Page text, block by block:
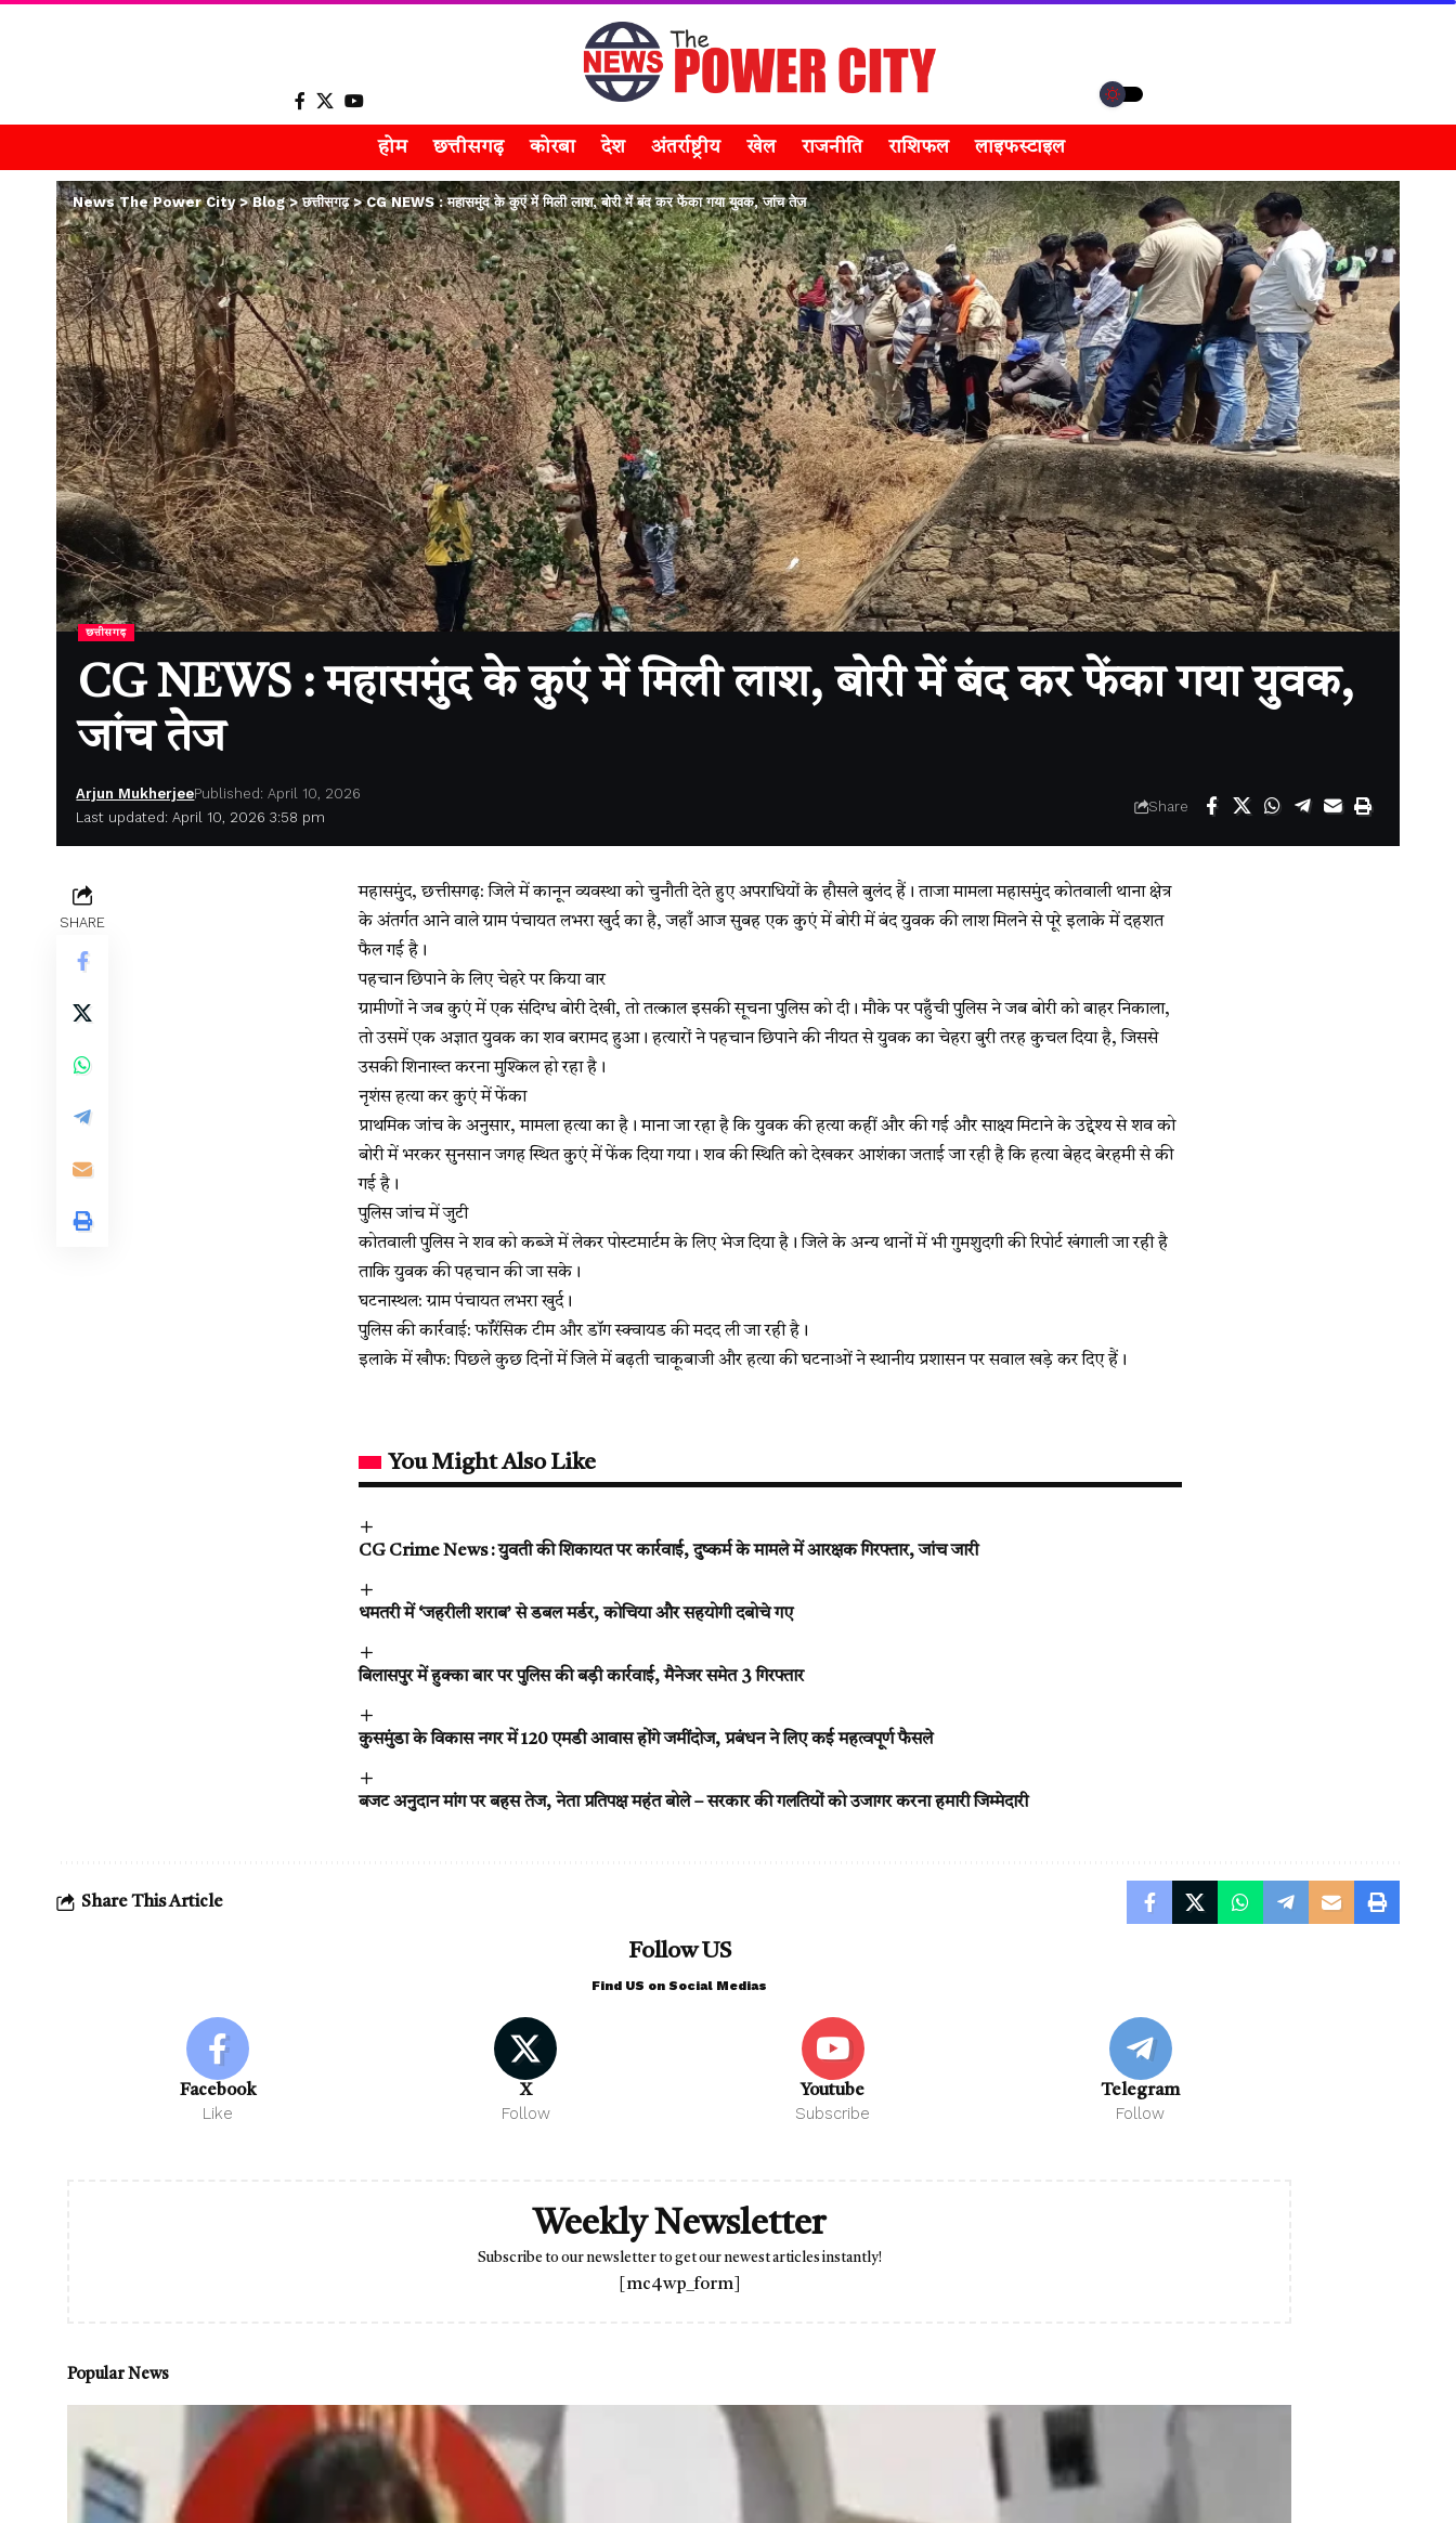
होम छत्तीसगढ़ कोरबा देश अंतर्राष्ट्रीय खेल राजनीति राशिफल लाइफस्टाइल
News The Power City>Blog>छत्तीसगढ़>CG NEWS : महासमुंद के कुएं में मिली लाश, बोरी में बंद कर फेंका गया युवक, जांच तेज
छत्तीसगढ़
CG NEWS : महासमुंद के कुएं में मिली लाश, बोरी में बंद कर फेंका गया युवक,
जांच तेज
Last updated: April 10, 2026 3:58 pm
Arjun MukherjeePublished: April 10, 2026
Share
SHARE
महासमुंद, छत्तीसगढ़: जिले में कानून व्यवस्था को चुनौती देते हुए अपराधियों के हौसले बुलंद हैं। ताजा मामला महासमुंद कोतवाली थाना क्षेत्र
के अंतर्गत आने वाले ग्राम पंचायत लभरा खुर्द का है, जहाँ आज सुबह एक कुएं में बोरी में बंद युवक की लाश मिलने से पूरे इलाके में दहशत
फैल गई है।
पहचान छिपाने के लिए चेहरे पर किया वार
ग्रामीणों ने जब कुएं में एक संदिग्ध बोरी देखी, तो तत्काल इसकी सूचना पुलिस को दी। मौके पर पहुँची पुलिस ने जब बोरी को बाहर निकाला,
तो उसमें एक अज्ञात युवक का शव बरामद हुआ। हत्यारों ने पहचान छिपाने की नीयत से युवक का चेहरा बुरी तरह कुचल दिया है, जिससे
उसकी शिनाख्त करना मुश्किल हो रहा है।
नृशंस हत्या कर कुएं में फेंका
प्राथमिक जांच के अनुसार, मामला हत्या का है। माना जा रहा है कि युवक की हत्या कहीं और की गई और साक्ष्य मिटाने के उद्देश्य से शव को
बोरी में भरकर सुनसान जगह स्थित कुएं में फेंक दिया गया। शव की स्थिति को देखकर आशंका जताई जा रही है कि हत्या बेहद बेरहमी से की
गई है।
पुलिस जांच में जुटी
कोतवाली पुलिस ने शव को कब्जे में लेकर पोस्टमार्टम के लिए भेज दिया है। जिले के अन्य थानों में भी गुमशुदगी की रिपोर्ट खंगाली जा रही है
ताकि युवक की पहचान की जा सके।
घटनास्थल: ग्राम पंचायत लभरा खुर्द।
पुलिस की कार्रवाई: फॉरेंसिक टीम और डॉग स्क्वायड की मदद ली जा रही है।
इलाके में खौफ: पिछले कुछ दिनों में जिले में बढ़ती चाकूबाजी और हत्या की घटनाओं ने स्थानीय प्रशासन पर सवाल खड़े कर दिए हैं।
You Might Also Like
CG Crime News : युवती की शिकायत पर कार्रवाई, दुष्कर्म के मामले में आरक्षक गिरफ्तार, जांच जारी
धमतरी में ‘जहरीली शराब’ से डबल मर्डर, कोचिया और सहयोगी दबोचे गए
बिलासपुर में हुक्का बार पर पुलिस की बड़ी कार्रवाई, मैनेजर समेत 3 गिरफ्तार
कुसमुंडा के विकास नगर में 120 एमडी आवास होंगे जमींदोज, प्रबंधन ने लिए कई महत्वपूर्ण फैसले
बजट अनुदान मांग पर बहस तेज, नेता प्रतिपक्ष महंत बोले – सरकार की गलतियों को उजागर करना हमारी जिम्मेदारी
Share This Article
Follow US
Find US on Social Medias
Facebook
Like
X
Follow
Youtube
Subscribe
Telegram
Follow
Weekly Newsletter
Subscribe to our newsletter to get our newest articles instantly!
[mc4wp_form]
Popular News